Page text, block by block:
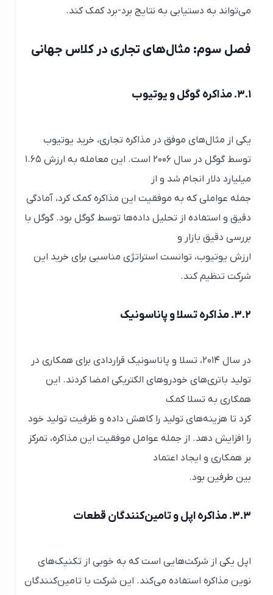
می‌تواند به دستیابی به نتایج برد-برد کمک کند.
فصل سوم: مثال‌های تجاری در کلاس جهانی
یکی از مثال‌های موفق در مذاکره تجاری، خرید یوتیوب
توسط گوگل در سال ۲۰۰۶ است. این معامله به ارزش ۱.۶۵
میلیارد دلار انجام شد و از
جمله عواملی که به موفقیت این مذاکره کمک کرد، آمادگی
دقیق و استفاده از تحلیل داده‌ها توسط گوگل بود. گوگل با
بررسی دقیق بازار و
ارزش یوتیوب، توانست استراتژی مناسبی برای خرید این
شرکت تنظیم کند.
در سال ۲۰۱۴، تسلا و پاناسونیک قراردادی برای همکاری در
تولید باتری‌های خودروهای الکتریکی امضا کردند. این
همکاری به تسلا کمک
کرد تا هزینه‌های تولید را کاهش داده و ظرفیت تولید خود
را افزایش دهد. از جمله عوامل موفقیت این مذاکره، تمرکز
بر همکاری و ایجاد اعتماد
بین طرفین بود.
۳.۳. مذاکره اپل و تامین‌کنندگان قطعات
اپل یکی از شرکت‌هایی است که به خوبی از تکنیک‌های
نوین مذاکره استفاده می‌کند. این شرکت با تامین‌کنندگان